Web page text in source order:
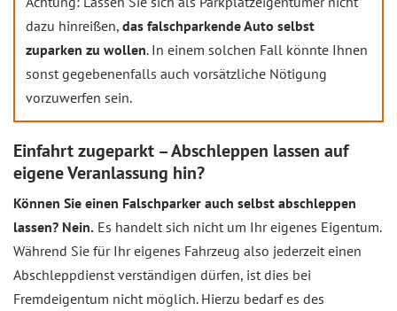
dazu hinreißen, das falschparkende Auto selbst
zuparken zu wollen. In einem solchen Fall könnte Ihnen
sonst gegebenenfalls auch vorsätzliche Nötigung
vorzuwerfen sein.
Einfahrt zugeparkt – Abschleppen lassen auf
eigene Veranlassung hin?
Können Sie einen Falschparker auch selbst abschleppen
lassen? Nein. Es handelt sich nicht um Ihr eigenes Eigentum.
Während Sie für Ihr eigenes Fahrzeug also jederzeit einen
Abschleppdienst verständigen dürfen, ist dies bei
Fremdeigentum nicht möglich. Hierzu bedarf es des